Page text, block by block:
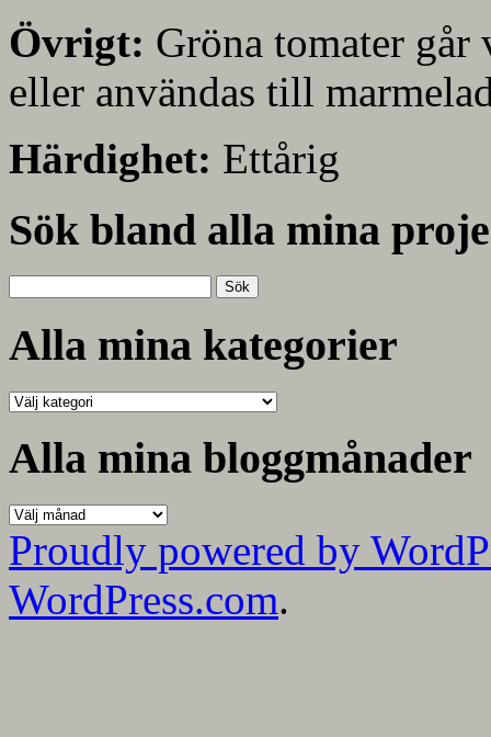
Övrigt: Gröna tomater går
eller användas till
Härdighet: Ettårig
Sök bland alla mina
efter:
Alla mina kategorier
Alla
kategorier
Alla mina bloggmånader
Alla
mina
bloggmånader
Proudly powered by
WordPress.com.